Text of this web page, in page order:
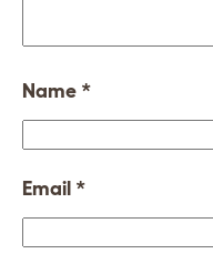
Name *
Email *